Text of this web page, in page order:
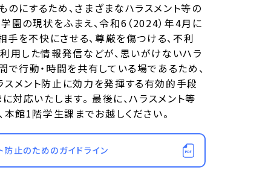
にするため、さまざまなハラスメント等の
園の現状をふまえ、令和6（2024）年4月に
手を不快にさせる、尊厳を傷つける、不利
用した情報発信などが、思いがけないハラ
行動・時間を共有している場であるため、
メント防止に効力を発揮する有効的手段
応いたします。 最後に、ハラスメント等
館1階学生課までお越しください。
止のためのガイドライン